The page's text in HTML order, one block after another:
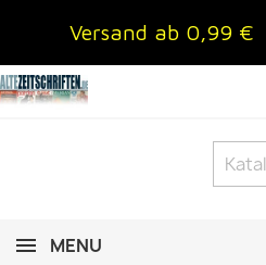
Versand ab 0,99 €
MENU